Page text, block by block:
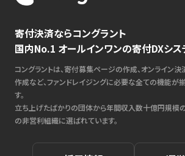
寄付決済ならコングラント
国内No.1 オールインワンの寄付DXシス
コングラントは、寄付募集ページの作成、オンライン決
作成など、ファンドレイジングに必要な全ての機能が
す。
立ち上げたばかりの団体から年間収入数十億円規模
の非営利組織に選ばれています。